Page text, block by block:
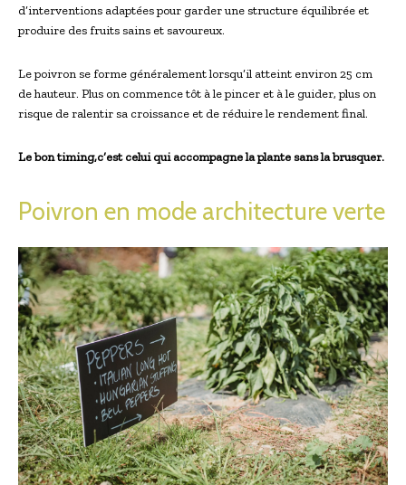
d’interventions adaptées pour garder une structure équilibrée et
produire des fruits sains et savoureux.
Le poivron se forme généralement lorsqu’il atteint environ 25 cm
de hauteur. Plus on commence tôt à le pincer et à le guider, plus on
risque de ralentir sa croissance et de réduire le rendement final.
Le bon timing,c’est celui qui accompagne la plante sans la brusquer.
Poivron en mode architecture verte